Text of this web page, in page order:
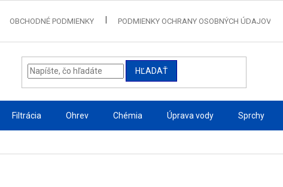
OBCHODNÉ PODMIENKY PODMIENKY OCHRANY OSOBNÝCH ÚDAJOV
HĽADAŤ
Filtrácia Ohrev Chémia Úprava vody Sprchy